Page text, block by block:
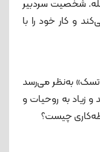
شخصیت سردبیر
و کار خود را با
به‌نظر می‌رسد
زیاد به روحیات و
چیست؟